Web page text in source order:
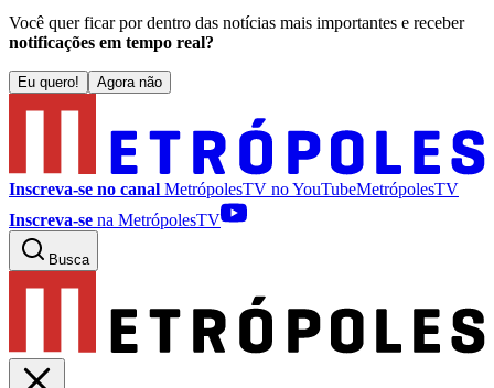
Você quer ficar por dentro das notícias mais importantes e receber
notificações em tempo real?
Eu quero! Agora não
Inscreva-se no canal MetrópolesTV noYouTubeMetrópolesTV
Inscreva-se na MetrópolesTV
Busca